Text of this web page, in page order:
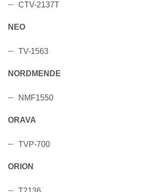
CTV-2137T
NEO
TV-1563
NORDMENDE
NMF1550
ORAVA
TVP-700
ORION